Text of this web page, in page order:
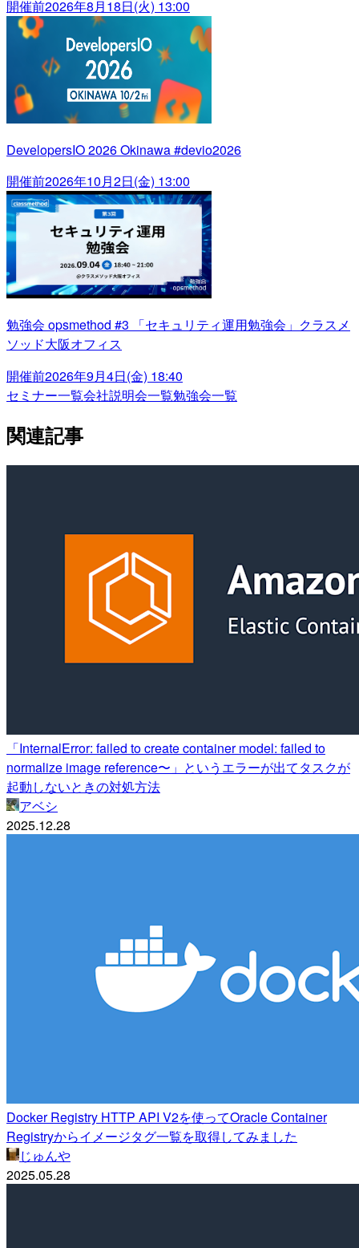
開催前2026年8月18日(火) 13:00
DevelopersIO 2026 Okinawa #devio2026
開催前2026年10月2日(金) 13:00
勉強会 opsmethod #3 「セキュリティ運用勉強会」クラスメ
ソッド大阪オフィス
開催前2026年9月4日(金) 18:40
セミナー一覧会社説明会一覧勉強会一覧
関連記事
「InternalError: failed to create container model: failed to
normalize image reference〜」というエラーが出てタスクが
起動しないときの対処方法
アベシ
2025.12.28
Docker Registry HTTP API V2を使ってOracle Container
Registryからイメージタグ一覧を取得してみました
じゅんや
2025.05.28